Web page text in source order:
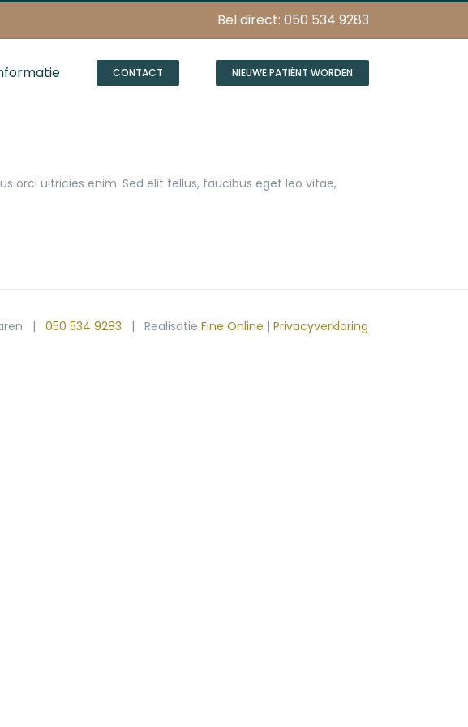
Bel direct: 050 534 9283
CONTACT NIEUWE PATIËNT WORDEN
orci ultricies enim. Sed elit tellus, faucibus eget leo vitae,
| 050 534 9283 | Realisatie Fine Online | Privacyverklaring